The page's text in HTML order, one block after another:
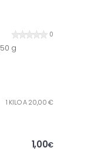
0
g
1 KILO A 20,00 €
1,00€